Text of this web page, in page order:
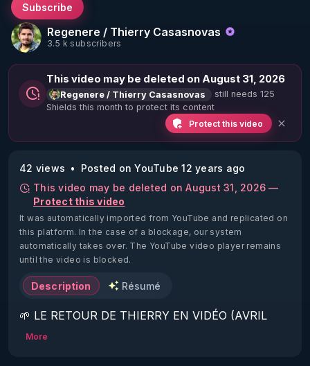
Regenere / Thierry Casasnovas
3.5 k subscribers
Subscribe
This video may be deleted on August 31, 2026
Regenere / Thierry Casasnovas
still needs 125
Shields this month to protect its content
Protect this video
42 views
Posted on YouTube 12 years ago
This video may be deleted on August 31, 2026 —
Protect this video
It was automatically imported from YouTube and replicated on
this platform. In the case of a blockage, our system
automatically takes over. The YouTube video player remains
until the video is blocked.
Description Résumé
🌱 LE RETOUR DE THIERRY EN VIDÉO (AVRIL
2022)!
More